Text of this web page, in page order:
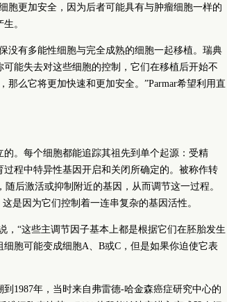
胞更加安全，因为后者可能具有与肿瘤细胞一样的
。
没有多能性细胞与完全成熟的细胞一起移植。瑞典
可能失去对这些细胞的控制，它们在移植后开始不
么它将更加快速和更加安全。”Parmar希望利用直
。每个细胞都能追踪其祖先到单个起源：受精
程中特异性基因开启和关闭所确定的。被称作转
后激活或抑制附近的基因，从而调节这一过程。
是因为它们控制着一连串复杂的基因活性。
，“这些主调节因子基本上都是根据它们在胚胎发生
胞可能变成细胞A、B或C，但是如果你迫使它表
1987年，当时来自弗雷德-哈金森癌症研究中心的